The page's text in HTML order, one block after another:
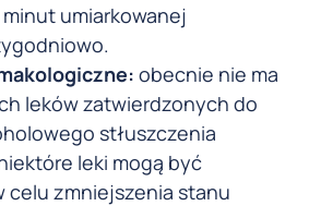
umiarkowanej
obecnie nie ma
leków zatwierdzonych do
stłuszczenia
leki mogą być
celu zmniejszenia stanu